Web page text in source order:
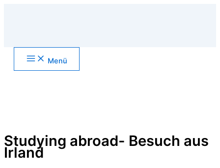
Main
Menu Menü
Studying abroad- Besuch aus
Irland